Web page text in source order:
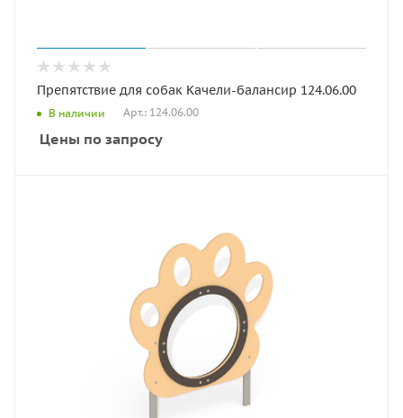
Препятствие для собак Качели-балансир 124.06.00
В наличии Арт.: 124.06.00
Цены по запросу